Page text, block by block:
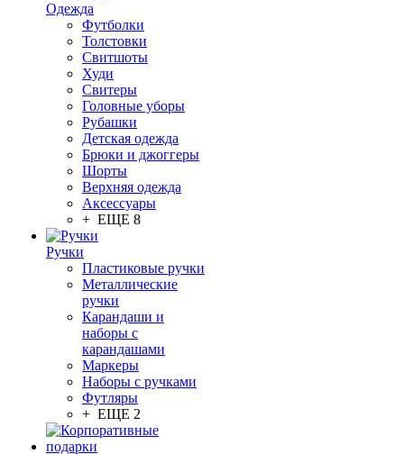
Одежда
Футболки
Толстовки
Свитшоты
Худи
Свитеры
Головные уборы
Рубашки
Детская одежда
Брюки и джоггеры
Шорты
Верхняя одежда
Аксессуары
+ ЕЩЕ 8
Ручки
Пластиковые ручки
Металлические
ручки
Карандаши и
наборы с
карандашами
Маркеры
Наборы с ручками
Футляры
+ ЕЩЕ 2